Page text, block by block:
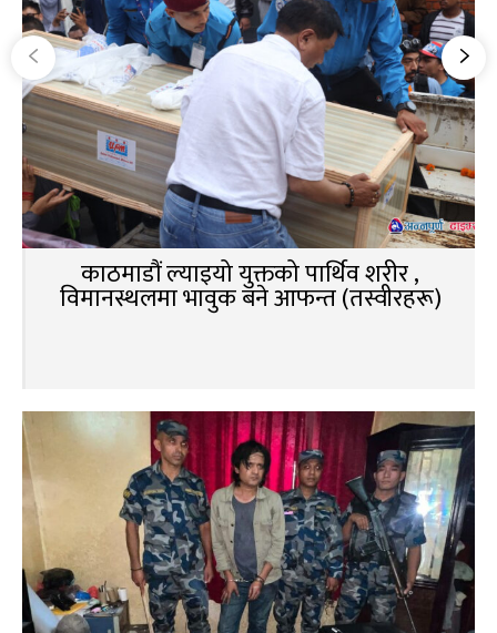
काठमाडौं ल्याइयो युक्तको पार्थिव शरीर ,
विमानस्थलमा भावुक बने आफन्त (तस्वीरहरू)